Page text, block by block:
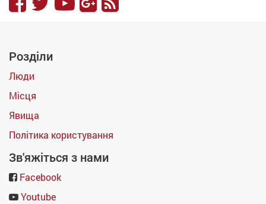
Розділи
Люди
Місця
Явища
Політика користування
Зв'яжіться з нами
Facebook
Youtube